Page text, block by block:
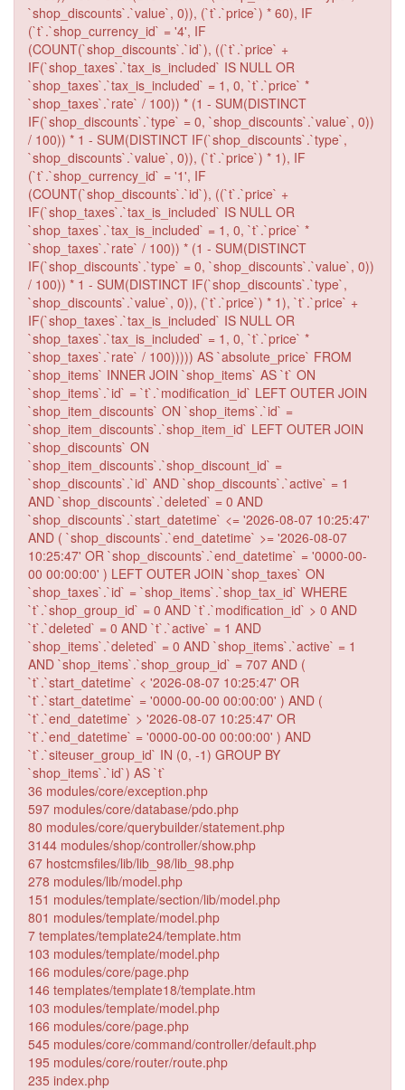
`shop_discounts`.`value`, 0)), (`t`.`price`) * 60), IF
(`t`.`shop_currency_id` = '4', IF
(COUNT(`shop_discounts`.`id`), ((`t`.`price` +
IF(`shop_taxes`.`tax_is_included` IS NULL OR
`shop_taxes`.`tax_is_included` = 1, 0, `t`.`price` *
`shop_taxes`.`rate` / 100)) * (1 - SUM(DISTINCT
IF(`shop_discounts`.`type` = 0, `shop_discounts`.`value`, 0))
/ 100)) * 1 - SUM(DISTINCT IF(`shop_discounts`.`type`,
`shop_discounts`.`value`, 0)), (`t`.`price`) * 1), IF
(`t`.`shop_currency_id` = '1', IF
(COUNT(`shop_discounts`.`id`), ((`t`.`price` +
IF(`shop_taxes`.`tax_is_included` IS NULL OR
`shop_taxes`.`tax_is_included` = 1, 0, `t`.`price` *
`shop_taxes`.`rate` / 100)) * (1 - SUM(DISTINCT
IF(`shop_discounts`.`type` = 0, `shop_discounts`.`value`, 0))
/ 100)) * 1 - SUM(DISTINCT IF(`shop_discounts`.`type`,
`shop_discounts`.`value`, 0)), (`t`.`price`) * 1), `t`.`price` +
IF(`shop_taxes`.`tax_is_included` IS NULL OR
`shop_taxes`.`tax_is_included` = 1, 0, `t`.`price` *
`shop_taxes`.`rate` / 100))))) AS `absolute_price` FROM
`shop_items` INNER JOIN `shop_items` AS `t` ON
`shop_items`.`id` = `t`.`modification_id` LEFT OUTER JOIN
`shop_item_discounts` ON `shop_items`.`id` =
`shop_item_discounts`.`shop_item_id` LEFT OUTER JOIN
`shop_discounts` ON
`shop_item_discounts`.`shop_discount_id` =
`shop_discounts`.`id` AND `shop_discounts`.`active` = 1
AND `shop_discounts`.`deleted` = 0 AND
`shop_discounts`.`start_datetime` <= '2026-08-07 10:25:47'
AND ( `shop_discounts`.`end_datetime` >= '2026-08-07
10:25:47' OR `shop_discounts`.`end_datetime` = '0000-00-
00 00:00:00' ) LEFT OUTER JOIN `shop_taxes` ON
`shop_taxes`.`id` = `shop_items`.`shop_tax_id` WHERE
`t`.`shop_group_id` = 0 AND `t`.`modification_id` > 0 AND
`t`.`deleted` = 0 AND `t`.`active` = 1 AND
`shop_items`.`deleted` = 0 AND `shop_items`.`active` = 1
AND `shop_items`.`shop_group_id` = 707 AND (
`t`.`start_datetime` < '2026-08-07 10:25:47' OR
`t`.`start_datetime` = '0000-00-00 00:00:00' ) AND (
`t`.`end_datetime` > '2026-08-07 10:25:47' OR
`t`.`end_datetime` = '0000-00-00 00:00:00' ) AND
`t`.`siteuser_group_id` IN (0, -1) GROUP BY
`shop_items`.`id`) AS `t`
36 modules/core/exception.php
597 modules/core/database/pdo.php
80 modules/core/querybuilder/statement.php
3144 modules/shop/controller/show.php
67 hostcmsfiles/lib/lib_98/lib_98.php
278 modules/lib/model.php
151 modules/template/section/lib/model.php
801 modules/template/model.php
7 templates/template24/template.htm
103 modules/template/model.php
166 modules/core/page.php
146 templates/template18/template.htm
103 modules/template/model.php
166 modules/core/page.php
545 modules/core/command/controller/default.php
195 modules/core/router/route.php
235 index.php